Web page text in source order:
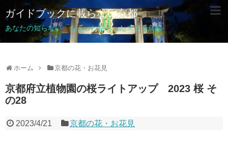
ガイドブックに載らない京都
あなたの知らない ちょっと変わったステキ京都
ホーム 京都の花・お花見
京都府立植物園の桜ライトアップ 2023 桜 そ
の28
2023/4/21 京都の花・お花見